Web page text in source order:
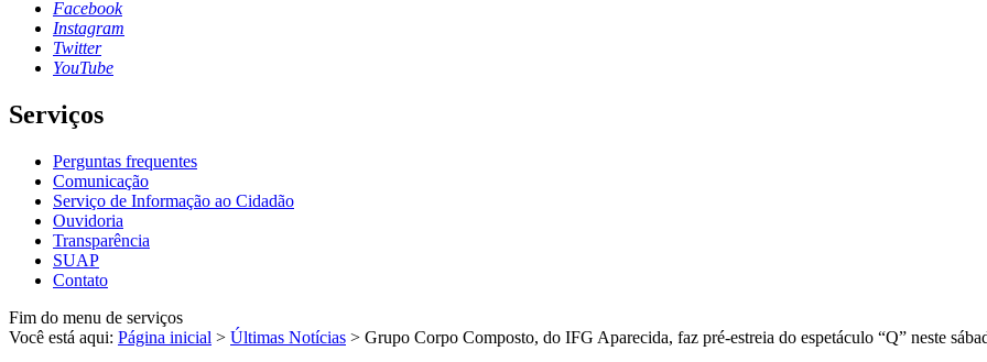
Facebook
Instagram
Twitter
YouTube
Serviços
Perguntas frequentes
Comunicação
Serviço de Informação ao Cidadão
Ouvidoria
Transparência
SUAP
Contato
Fim do menu de serviços
Você está aqui: Página inicial > Últimas Notícias > Grupo Corpo Composto, do IFG Aparecida, faz pré-estreia do espetáculo “Q” neste